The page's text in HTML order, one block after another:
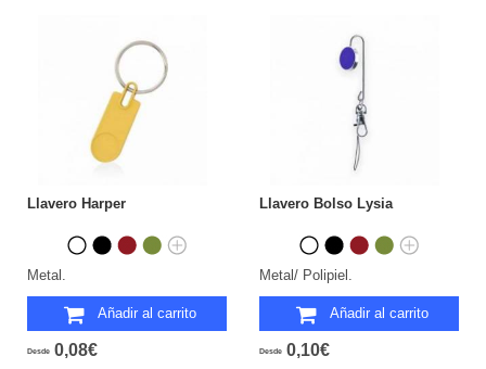
Llavero Harper
Metal.
Añadir al carrito
Desde 0,08€
Llavero Bolso Lysia
Metal/ Polipiel.
Añadir al carrito
Desde 0,10€